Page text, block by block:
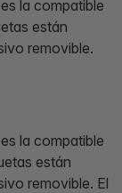
la compatible
están
removible.
la compatible
están
removible. El